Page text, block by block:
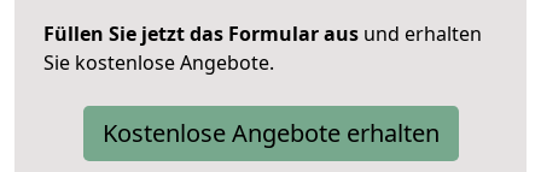
Füllen Sie jetzt das Formular aus und erhalten
Sie kostenlose Angebote.
Kostenlose Angebote erhalten